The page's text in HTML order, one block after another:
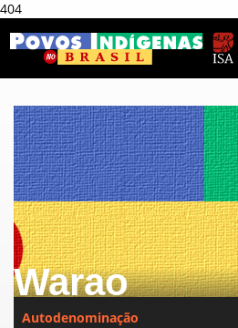
404
Warao
Autodenominação